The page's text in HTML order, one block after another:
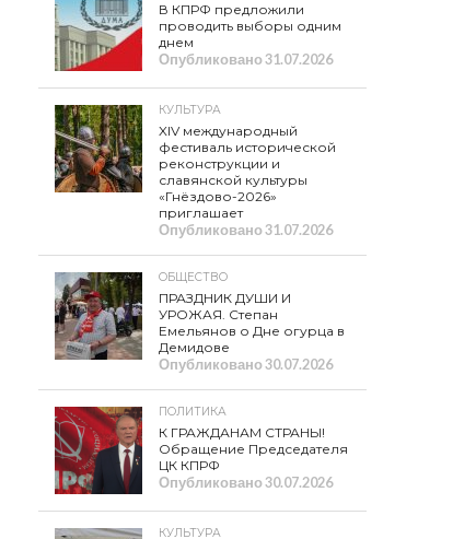
В КПРФ предложили
проводить выборы одним
днем
Опубликовано31.07.2026
КУЛЬТУРА
XIV международный
фестиваль исторической
реконструкции и
славянской культуры
«Гнёздово-2026»
приглашает
Опубликовано31.07.2026
ОБЩЕСТВО
ПРАЗДНИК ДУШИ И
УРОЖАЯ. Степан
Емельянов о Дне огурца в
Демидове
Опубликовано30.07.2026
ПОЛИТИКА
К ГРАЖДАНАМ СТРАНЫ!
Обращение Председателя
ЦК КПРФ
Опубликовано30.07.2026
КУЛЬТУРА